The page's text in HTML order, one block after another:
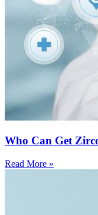
Who Can Get
Read More »